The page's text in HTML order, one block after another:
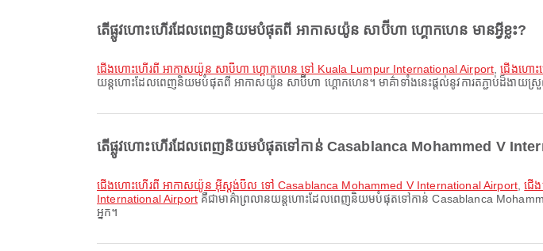
តើផ្លូវហោះហើរដែលពេញនិយមបំផុតពី អាកាសយ៉ូន សាប៊ីហា ហ្គោកហេន មានអ្វីខ្លះ?
ជើងហោះហើរពី អាកាសយ៉ូន សាប៊ីហា ហ្គោកហេន ទៅ Kuala Lumpur International Airport ,ជើងហោះ
យន្តហោះដែលពេញនិយមបំផុតពី អាកាសយ៉ូន សាប៊ីហា ហ្គោកហេន។ មាគ៌ាទាំងនេះផ្តល់នូវការតភ្ជាប់ដ៏ងាយស្រួ
តើផ្លូវហោះហើរដែលពេញនិយមបំផុតទៅកាន់ Casablanca Mohammed V
ជើងហោះហើរពី អាកាសយ៉ូន អ៊ីស្តង់ប៊ឺល ទៅ Casablanca Mohammed V International Airport,ជើ
International Airportគឺជាមាគ៌ាព្រលានយន្តហោះដែលពេញនិយមបំផុតទៅកាន់ Casablanca
អ្នក។